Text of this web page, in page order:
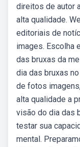
direitos de autor
alta qualidade.
editoriais de
images. Escolha
das bruxas da
dia das bruxas
de fotos
alta qualidade a
visão do dia das
testar sua
mental.